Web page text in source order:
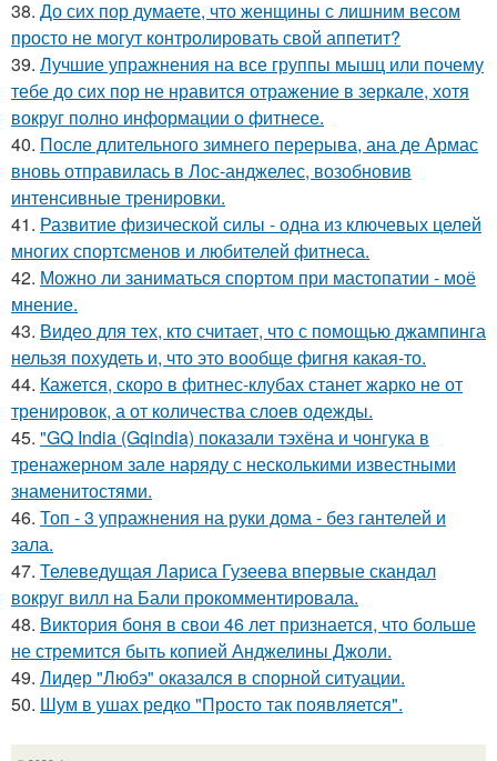
38. До сих пор думаете, что женщины с лишним весом
просто не могут контролировать свой аппетит?
39. Лучшие упражнения на все группы мышц или почему
тебе до сих пор не нравится отражение в зеркале, хотя
вокруг полно информации о фитнесе.
40. После длительного зимнего перерыва, ана де Армас
вновь отправилась в Лос-анджелес, возобновив
интенсивные тренировки.
41. Развитие физической силы - одна из ключевых целей
многих спортсменов и любителей фитнеса.
42. Можно ли заниматься спортом при мастопатии - моё
мнение.
43. Видео для тех, кто считает, что с помощью джампинга
нельзя похудеть и, что это вообще фигня какая-то.
44. Кажется, скоро в фитнес-клубах станет жарко не от
тренировок, а от количества слоев одежды.
45. "GQ India (Gqindia) показали тэхёна и чонгука в
тренажерном зале наряду с несколькими известными
знаменитостями.
46. Топ - 3 упражнения на руки дома - без гантелей и
зала.
47. Телеведущая Лариса Гузеева впервые скандал
вокруг вилл на Бали прокомментировала.
48. Виктория боня в свои 46 лет признается, что больше
не стремится быть копией Анджелины Джоли.
49. Лидер "Любэ" оказался в спорной ситуации.
50. Шум в ушах редко "Просто так появляется".